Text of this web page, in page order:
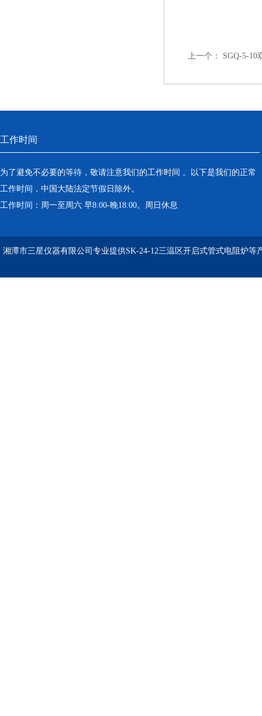
上一个： SGQ-5-10
工作时间
为了避免不必要的等待，敬请注意我们的工作时间 。以下是我们的正常
工作时间，中国大陆法定节假日除外。
工作时间：周一至周六 早8:00-晚18:00。周日休息
湘潭市三星仪器有限公司专业提供SK-24-12三温区开启式管式电阻炉等